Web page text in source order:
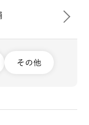
その他